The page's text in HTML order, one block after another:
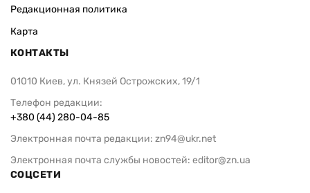
Редакционная политика
Карта
КОНТАКТЫ
01010 Киев, ул. Князей Острожских, 19/1
Телефон редакции:
+380 (44) 280-04-85
Электронная почта редакции: zn94@ukr.net
Электронная почта службы новостей: editor@zn.ua
СОЦСЕТИ